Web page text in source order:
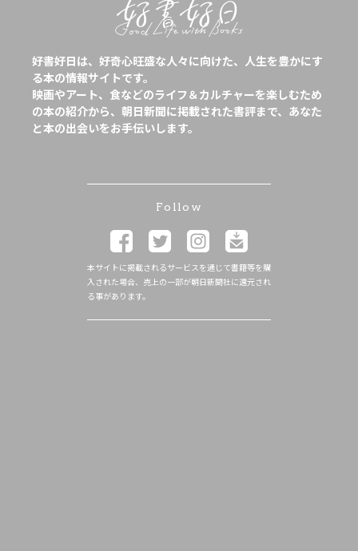
好書好日は、好奇心旺盛な人々に向けた、人生を豊かにす
る本の情報サイトです。
映画やアート、食などのライフ＆カルチャーを楽しむため
の本の紹介から、朝日新聞に掲載された書評まで、あなた
と本の出会いをお手伝いします。
Follow
本サイトに掲載されるサービスを通じて書籍等を購
入された場合、売上の一部が朝日新聞社に還元され
る事があります。